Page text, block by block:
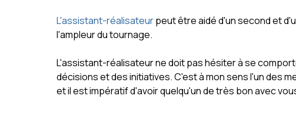
L'assistant-réalisateurpeut être aidé d'un second et
l'ampleur du tournage.
L'assistant-réalisateur ne doit pas hésiter à se
décisions et des initiatives. C'est à mon sens l'un des
et il est impératif d'avoir quelqu'un de très bon avec